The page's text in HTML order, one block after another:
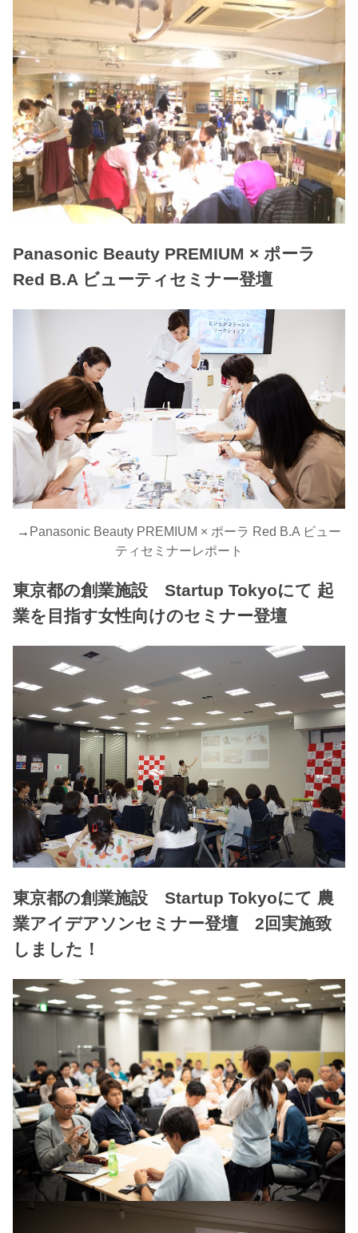
Panasonic Beauty PREMIUM × ポーラ
Red B.A ビューティセミナー登壇
→ Panasonic Beauty PREMIUM × ポーラ Red B.A ビュー
ティセミナーレポート
東京都の創業施設 Startup Tokyoにて 起
業を目指す女性向けのセミナー登壇
東京都の創業施設 Startup Tokyoにて 農
業アイデアソンセミナー登壇 2回実施致
しました！